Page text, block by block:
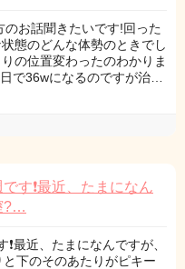
お話聞きたいです!回った
態のどんな体勢のときでし
の位置変わったのわかりま
で36wになるのですが治…
す❗最近、たまになん
?…
最近、たまになんですが、
下のそのあたりがピキー